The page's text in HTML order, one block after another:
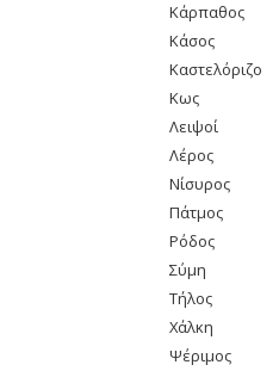
Κάρπαθος
Κάσος
Καστελόριζο
Κως
Λειψοί
Λέρος
Νίσυρος
Πάτμος
Ρόδος
Σύμη
Τήλος
Χάλκη
Ψέριμος